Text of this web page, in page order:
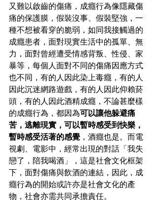
又難以啟齒的傷痛，成癮行為像隱藏傷
痛的保護膜，假裝沒事、假裝堅強，一
種不想被看穿的脆弱，如同我接觸過的
成癮患者，面對現實生活中的孤單、無
力，面對曾經遭受情感背叛、性侵、家
暴等，每個人面對不同的傷痛因應方式
也不同，有的人因此染上毒癮，有的人
因此沉迷網路遊戲，有的人因此仰賴菸
頭，有的人因此酒精成癮，不論甚麼樣
的成癮行為，都因為可以讓他躲避痛
苦，逃離現實，可以暫時感受到快樂，
暫時感受活著的感覺 ，酒癮也是。而電
視劇、電影中，經常出現的對話「我失
戀了，陪我喝酒」，這是社會文化框架
下，面對傷痛與飲酒的連結，因此，成
癮行為的開始或許亦是社會文化的產
物，社會亦需共同承擔責任。